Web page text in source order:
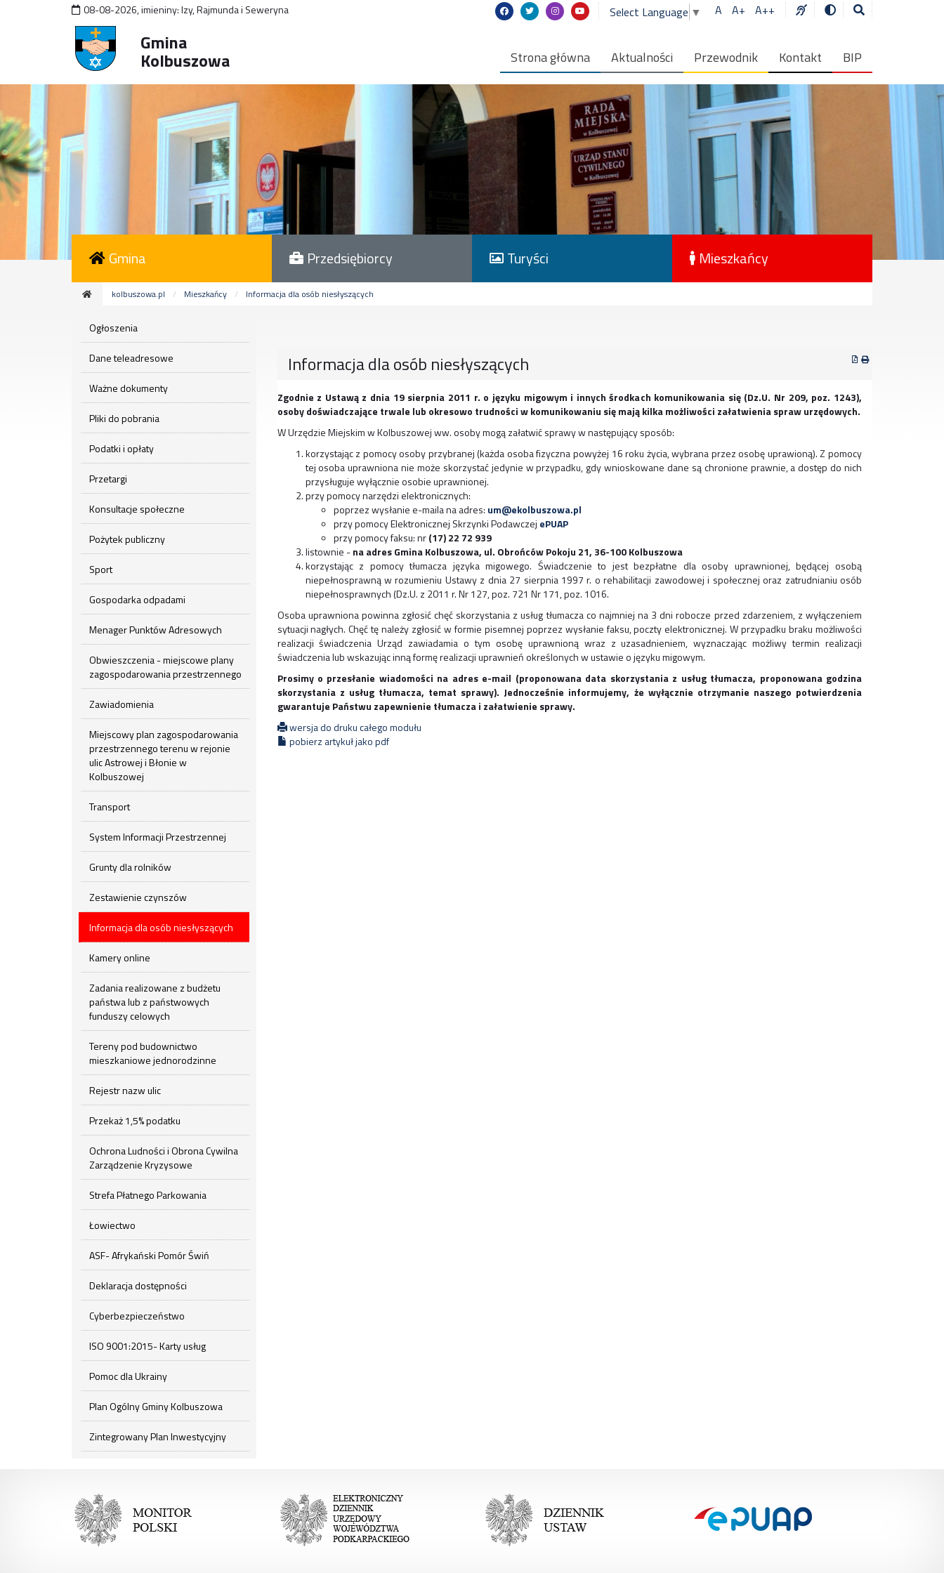
08-08-2026,imieniny:Izy, Rajmunda i Seweryna A A+ A++
Select Language ▼
Gmina
Kolbuszowa Strona główna Aktualności Przewodnik Kontakt BIP
Gmina Przedsiębiorcy Turyści Mieszkańcy
kolbuszowa.pl Mieszkańcy Informacja dla osób niesłyszących
Ogłoszenia
Dane teleadresowe
Ważne dokumenty
Pliki do pobrania
Podatki i opłaty
Przetargi
Konsultacje społeczne
Pożytek publiczny
Sport
Gospodarka odpadami
Menager Punktów Adresowych
Obwieszczenia - miejscowe plany
zagospodarowania przestrzennego
Zawiadomienia
Miejscowy plan zagospodarowania
przestrzennego terenu w rejonie
ulic Astrowej i Błonie w
Kolbuszowej
Transport
System Informacji Przestrzennej
Grunty dla rolników
Zestawienie czynszów
Informacja dla osób niesłyszących
Kamery online
Zadania realizowane z budżetu
państwa lub z państwowych
funduszy celowych
Tereny pod budownictwo
mieszkaniowe jednorodzinne
Rejestr nazw ulic
Przekaż 1,5% podatku
Ochrona Ludności i Obrona Cywilna
Zarządzenie Kryzysowe
Strefa Płatnego Parkowania
Łowiectwo
ASF- Afrykański Pomór Świń
Deklaracja dostępności
Cyberbezpieczeństwo
ISO 9001:2015- Karty usług
Pomoc dla Ukrainy
Plan Ogólny Gminy Kolbuszowa
Zintegrowany Plan Inwestycyjny
Informacja dla osób niesłyszących
Zgodnie z Ustawą z dnia 19 sierpnia 2011 r. o języku migowym i innych środkach komunikowania się (Dz.U. Nr 209, poz. 1243),
osoby doświadczające trwale lub okresowo trudności w komunikowaniu się mają kilka możliwości załatwienia spraw urzędowych.
W Urzędzie Miejskim w Kolbuszowej ww. osoby mogą załatwić sprawy w następujący sposób:
korzystając z pomocy osoby przybranej (każda osoba fizyczna powyżej 16 roku życia, wybrana przez osobę uprawioną). Z pomocy
tej osoba uprawniona nie może skorzystać jedynie w przypadku, gdy wnioskowane dane są chronione prawnie, a dostęp do nich
przysługuje wyłącznie osobie uprawnionej.
przy pomocy narzędzi elektronicznych:
poprzez wysłanie e-maila na adres: um@ekolbuszowa.pl
przy pomocy Elektronicznej Skrzynki Podawczej ePUAP
przy pomocy faksu: nr(17) 22 72 939
listownie -na adres Gmina Kolbuszowa, ul. Obrońców Pokoju 21, 36-100 Kolbuszowa
korzystając z pomocy tłumacza języka migowego. Świadczenie to jest bezpłatne dla osoby uprawnionej, będącej osobą
niepełnosprawną w rozumieniu Ustawy z dnia 27 sierpnia 1997 r. o rehabilitacji zawodowej i społecznej oraz zatrudnianiu osób
niepełnosprawnych (Dz.U. z 2011 r. Nr 127, poz. 721 Nr 171, poz. 1016.
Osoba uprawniona powinna zgłosić chęć skorzystania z usług tłumacza co najmniej na 3 dni robocze przed zdarzeniem, z wyłączeniem
sytuacji nagłych. Chęć tę należy zgłosić w formie pisemnej poprzez wysłanie faksu, poczty elektronicznej. W przypadku braku możliwości
realizacji świadczenia Urząd zawiadamia o tym osobę uprawnioną wraz z uzasadnieniem, wyznaczając możliwy termin realizacji
świadczenia lub wskazując inną formę realizacji uprawnień określonych w ustawie o języku migowym.
Prosimy o przesłanie wiadomości na adres e-mail (proponowana data skorzystania z usług tłumacza, proponowana godzina
skorzystania z usług tłumacza, temat sprawy). Jednocześnie informujemy, że wyłącznie otrzymanie naszego potwierdzenia
gwarantuje Państwu zapewnienie tłumacza i załatwienie sprawy.
wersja do druku całego modułu
pobierz artykuł jako pdf